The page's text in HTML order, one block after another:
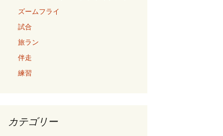
ズームフライ
試合
旅ラン
伴走
練習
カテゴリー